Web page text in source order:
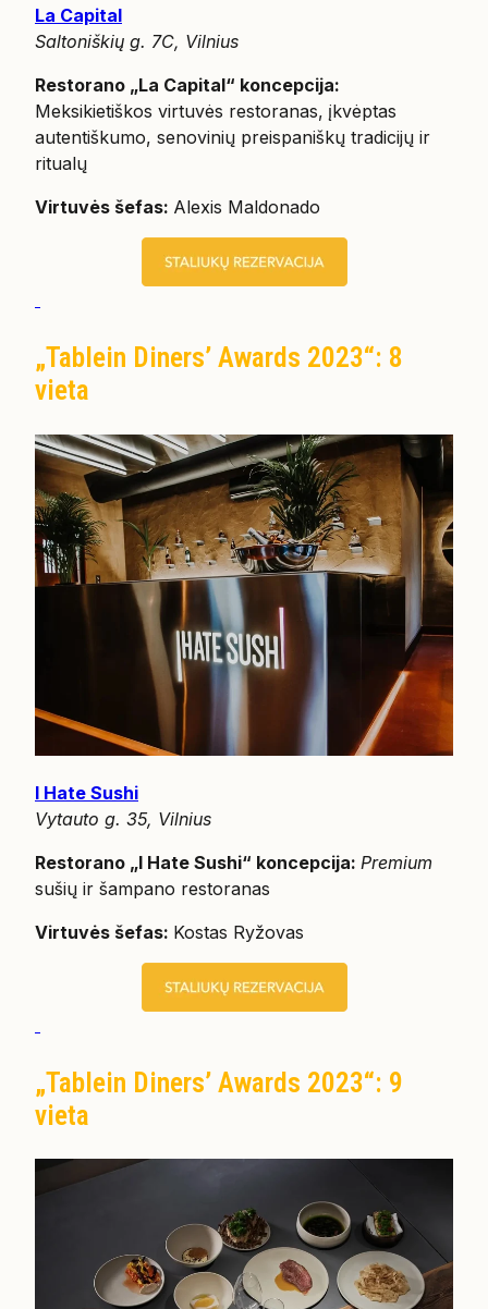
La Capital
Saltoniškių g. 7C, Vilnius
Restorano „La Capital“ koncepcija:
Meksikietiškos virtuvės restoranas, įkvėptas
autentiškumo, senovinių preispaniškų tradicijų ir
ritualų
Virtuvės šefas: Alexis Maldonado
„Tablein Diners’ Awards 2023“: 8
vieta
I Hate Sushi
Vytauto g. 35, Vilnius
Restorano „I Hate Sushi“ koncepcija: Premium
sušių ir šampano restoranas
Virtuvės šefas: Kostas Ryžovas
„Tablein Diners’ Awards 2023“: 9
vieta